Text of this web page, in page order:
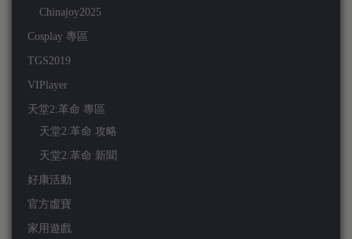
Chinajoy2025
Cosplay 專區
TGS2019
VIPlayer
天堂2:革命 專區
天堂2:革命 攻略
天堂2:革命 新聞
好康活動
官方虛寶
家用遊戲